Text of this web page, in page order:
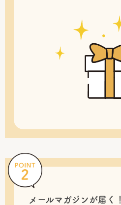
メールマガジンが届く！